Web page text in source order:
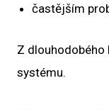
častějším
Z dlouhodobého
systému.